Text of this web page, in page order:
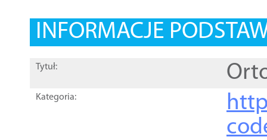
INFORMACJE
Tytuł:
Kategoria: